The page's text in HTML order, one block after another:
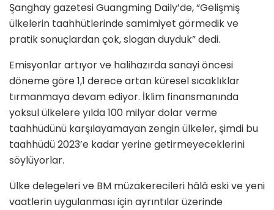
Şanghay gazetesi Guangming Daily’de, “Gelişmiş
ülkelerin taahhütlerinde samimiyet görmedik ve
pratik sonuçlardan çok, slogan duyduk” dedi.
Emisyonlar artıyor ve halihazırda sanayi öncesi
döneme göre 1,1 derece artan küresel sıcaklıklar
tırmanmaya devam ediyor. İklim finansmanında
yoksul ülkelere yılda 100 milyar dolar verme
taahhüdünü karşılayamayan zengin ülkeler, şimdi bu
taahhüdü 2023’e kadar yerine getirmeyeceklerini
söylüyorlar.
Ülke delegeleri ve BM müzakerecileri hâlâ eski ve yeni
vaatlerin uygulanması için ayrıntılar üzerinde